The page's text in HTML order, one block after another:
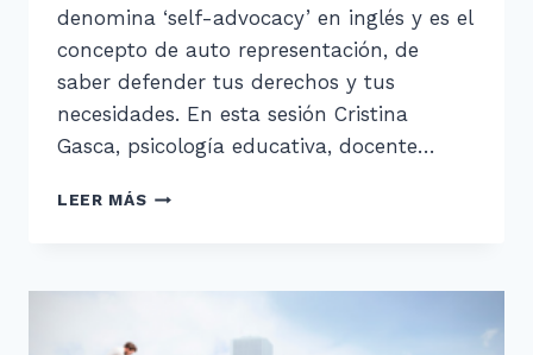
denomina ‘self-advocacy’ en inglés y es el
concepto de auto representación, de
saber defender tus derechos y tus
necesidades. En esta sesión Cristina
Gasca, psicología educativa, docente…
LEER MÁSTALLER